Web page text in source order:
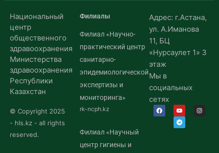
Национальный
центр
общественного
здравоохранения
Министерства
здравоохранения
Республики
Казахстан
© Copyright 2025
- hls.kz - all rights
reserved.
Филиалы
Филиал «Научно-
практический центр
санитарно-
эпидемиологической
экспертизы и
мониторинга»
rk-ncph.kz
Филиал «Научный
центр гигиены и
Адрес: г.Астана,
ул. А.Иманова
11, БЦ
«Нурсаулет 1» 3
этаж
Мы в
социальных
сетях